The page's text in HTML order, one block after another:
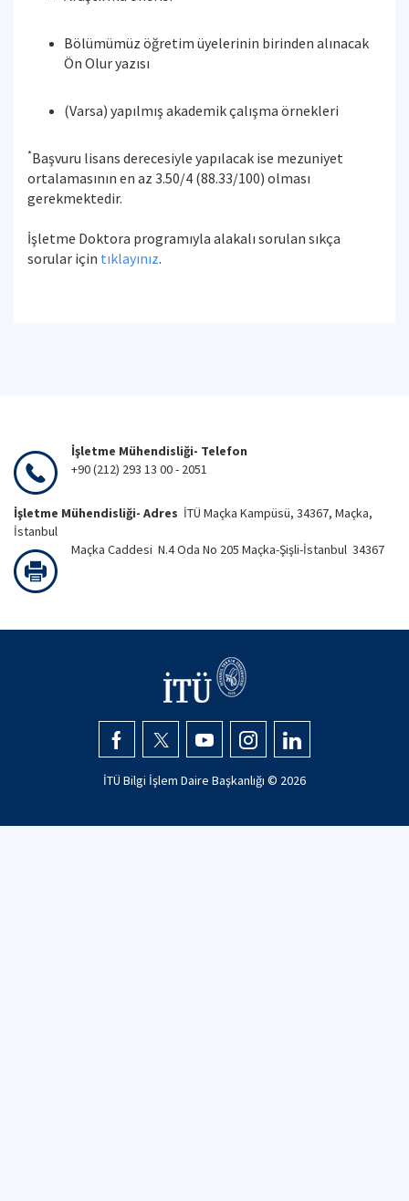
Bölümümüz öğretim üyelerinin birinden alınacak
Ön Olur yazısı
(Varsa) yapılmış akademik çalışma örnekleri
*Başvuru lisans derecesiyle yapılacak ise mezuniyet
ortalamasının en az 3.50/4 (88.33/100) olması
gerekmektedir.
İşletme Doktora programıyla alakalı sorulan sıkça
sorular için tıklayınız.
İşletme Mühendisliği- Telefon
+90 (212) 293 13 00 - 2051
İşletme Mühendisliği- Adres İTÜ Maçka Kampüsü, 34367, Maçka,
İstanbul
Maçka Caddesi N.4 Oda No 205 Maçka-Şişli-İstanbul 34367
İTÜ Bilgi İşlem Daire Başkanlığı © 2026